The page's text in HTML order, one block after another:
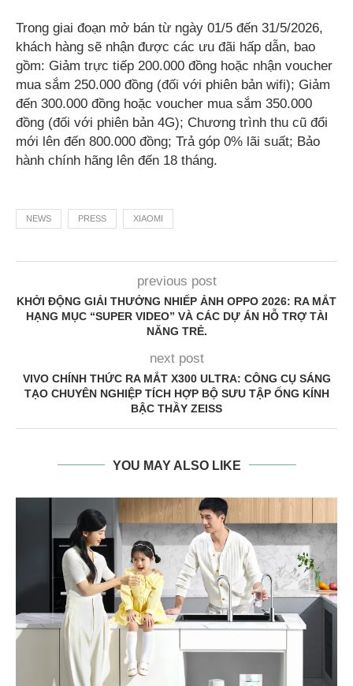
Trong giai đoạn mở bán từ ngày 01/5 đến 31/5/2026,
khách hàng sẽ nhận được các ưu đãi hấp dẫn, bao
gồm: Giảm trực tiếp 200.000 đồng hoặc nhận voucher
mua sắm 250.000 đồng (đối với phiên bản wifi); Giảm
đến 300.000 đồng hoặc voucher mua sắm 350.000
đồng (đối với phiên bản 4G); Chương trình thu cũ đổi
mới lên đến 800.000 đồng; Trả góp 0% lãi suất; Bảo
hành chính hãng lên đến 18 tháng.
NEWS PRESS XIAOMI
previous post
KHỞI ĐỘNG GIẢI THƯỞNG NHIẾP ẢNH OPPO 2026: RA MẮT
HẠNG MỤC “SUPER VIDEO” VÀ CÁC DỰ ÁN HỖ TRỢ TÀI
NĂNG TRẺ.
next post
VIVO CHÍNH THỨC RA MẮT X300 ULTRA: CÔNG CỤ SÁNG
TẠO CHUYÊN NGHIỆP TÍCH HỢP BỘ SƯU TẬP ỐNG KÍNH
BẬC THẦY ZEISS
YOU MAY ALSO LIKE